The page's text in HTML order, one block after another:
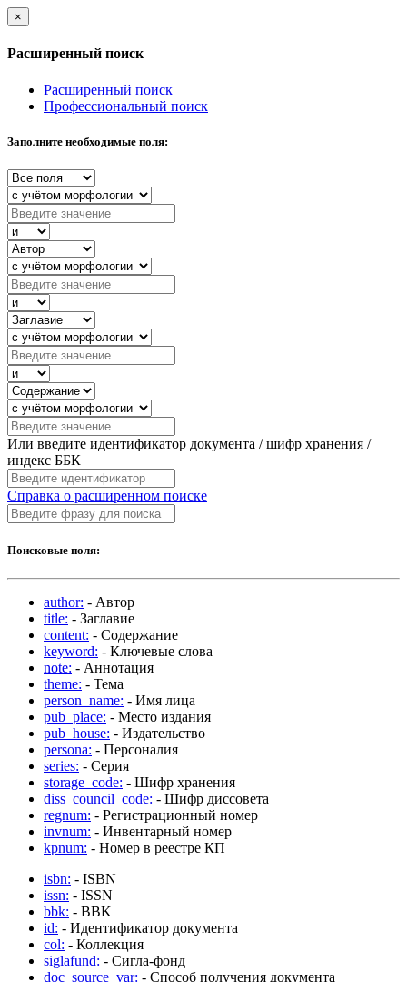
×
Расширенный поиск
Расширенный поиск
Профессиональный поиск
Заполните необходимые поля:
Или введите идентификатор документа / шифр хранения /
индекс ББК
Справка о расширенном поиске
Поисковые поля:
author: - Автор
title: - Заглавие
content: - Содержание
keyword: - Ключевые слова
note: - Аннотация
theme: - Тема
person_name: - Имя лица
pub_place: - Место издания
pub_house: - Издательство
persona: - Персоналия
series: - Серия
storage_code: - Шифр хранения
diss_council_code: - Шифр диссовета
regnum: - Регистрационный номер
invnum: - Инвентарный номер
kpnum: - Номер в реестре КП
isbn: - ISBN
issn: - ISSN
bbk: - BBK
id: - Идентификатор документа
col: - Коллекция
siglafund: - Сигла-фонд
doc_source_var: - Способ получения документа